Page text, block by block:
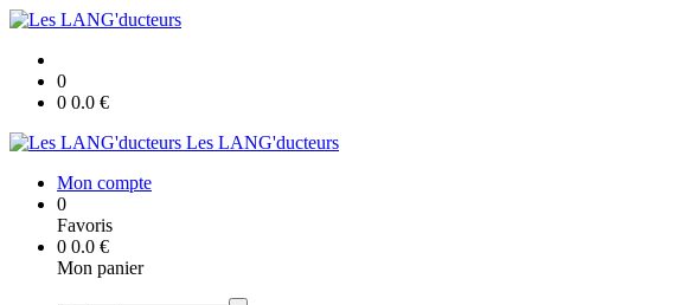
0
0 0.0 €
Les LANG'ducteurs
Mon compte
0
Favoris
0 0.0 €
Mon panier